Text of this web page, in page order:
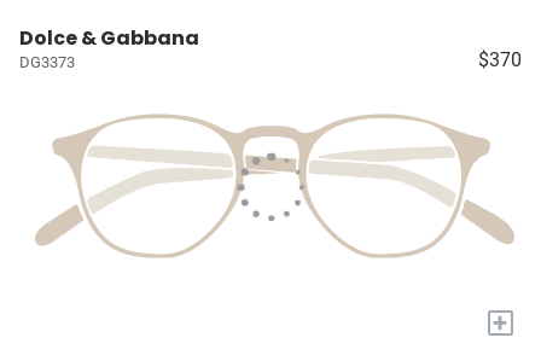
Dolce & Gabbana
DG3373 $370
+